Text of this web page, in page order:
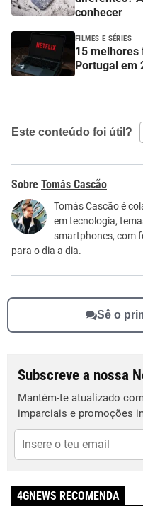
conhecer
FILMES E SÉRIES
15 melhores
Portugal em
Este conteúdo foi útil?
Este conteúdo contém
Este conteúdo não tem
Outro
Tomás Cascão
Tomás Cascão é
em tecnologia,
smartphones, com
para o dia a dia.
Sê o
Subscreve a nossa
Mantém-te atualizado
imparciais e promoções
4GNEWS RECOMENDA